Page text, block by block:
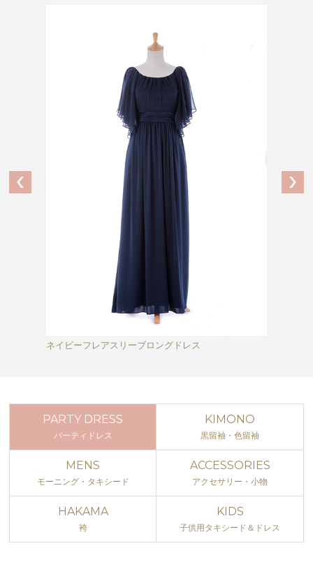
ネイビーフレアスリーブロングドレス
PARTY DRESS
パーティドレス
KIMONO
黒留袖・色留袖
MENS
モーニング・タキシード
ACCESSORIES
アクセサリー・小物
HAKAMA
袴
KIDS
子供用タキシード＆ドレス